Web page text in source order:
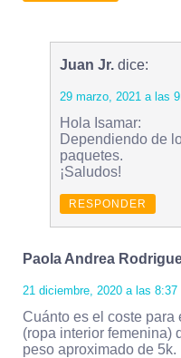
Juan Jr. dice:
29 marzo, 2021 a las
Hola Isamar:
Dependiendo de
paquetes.
¡Saludos!
RESPONDER
Paola Andrea
21 diciembre, 2020 a las 8:37
Cuánto es el coste
(ropa interior femenina)
peso aproximado de 5k.